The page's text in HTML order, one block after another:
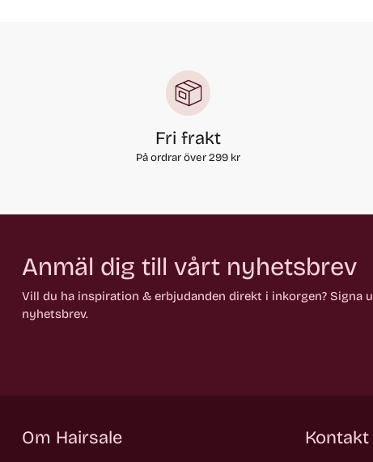
Fri frakt
På ordrar över 299 kr
Anmäl dig till vårt nyhetsbrev
Vill du ha inspiration & erbjudanden direkt i inkorgen? Signa
nyhetsbrev.
Om Hairsale Kontakt